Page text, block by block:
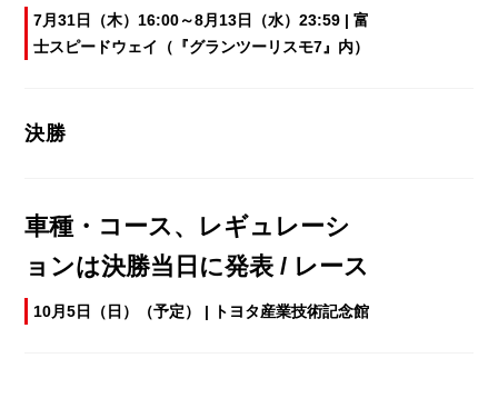
7月31日（木）16:00～8月13日（水）23:59 | 富
士スピードウェイ（『グランツーリスモ7』内）
決勝
車種・コース、レギュレーシ
ョンは決勝当日に発表 / レース
10月5日（日）（予定） | トヨタ産業技術記念館